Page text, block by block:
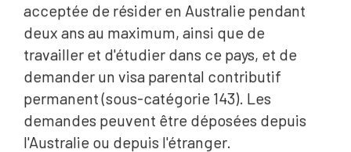
acceptée de résider en Australie pendant
deux ans au maximum, ainsi que de
travailler et d'étudier dans ce pays, et de
demander un visa parental contributif
permanent (sous-catégorie 143). Les
demandes peuvent être déposées depuis
l'Australie ou depuis l'étranger.